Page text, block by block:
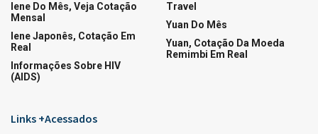
Iene Do Mês, Veja Cotação
Mensal
Iene Japonês, Cotação Em
Real
Informações Sobre HIV
(AIDS)
Travel
Yuan Do Mês
Yuan, Cotação Da Moeda
Remimbi Em Real
Links +Acessados